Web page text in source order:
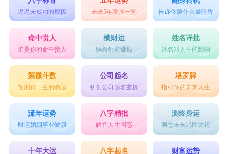
迟迟未成功的原因 未来5年发展一览 告诉你赚什么最吃香
命中贵人
谁是你的命中贵人
横财运
躺着都能赚钱
姓名详批
姓名对人生的影响
紫微斗数
预测你一生的命运
公司起名
初创公司起名玄机
塔罗牌
指引你的未来人生
流年运势
财运婚姻事业健康
八字精批
解答人生困惑
测终身运
洞悉未来鸿图大运
十年大运 八字起名 财富运势